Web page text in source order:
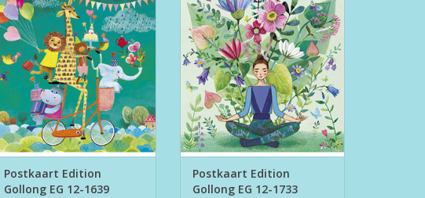
1639
TOEVOEGEN AAN WINKELWAGEN
Postkaart Edition
Gollong EG 12-1639
1733
TOEVOEGEN AAN WINKELWAGEN
Postkaart Edition
Gollong EG 12-1733